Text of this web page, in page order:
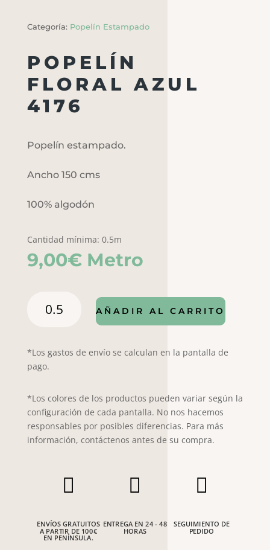
Categoría: Popelín Estampado
POPELÍN
FLORAL AZUL
4176
Popelín estampado.
Ancho 150 cms
100% algodón
Cantidad mínima: 0.5m
9,00€ Metro
Floral
cantidad
AÑADIR AL CARRITO
*Los gastos de envío se calculan en la pantalla de
pago.
*Los colores de los productos pueden variar según la
configuración de cada pantalla. No nos hacemos
responsables por posibles diferencias. Para más
información, contáctenos antes de su compra.

ENVÍOS GRATUITOS
A PARTIR DE 100€
EN PENÍNSULA.

ENTREGA EN 24 - 48
HORAS

SEGUIMIENTO DE
PEDIDO